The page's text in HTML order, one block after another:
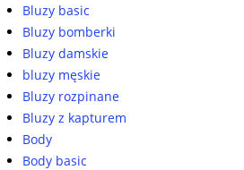
Bluzy basic
Bluzy bomberki
Bluzy damskie
bluzy męskie
Bluzy rozpinane
Bluzy z kapturem
Body
Body basic